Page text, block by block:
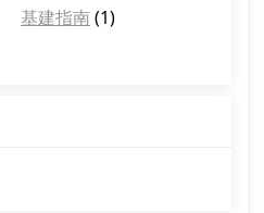
基建指南(1)